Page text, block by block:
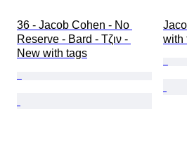
36 - Jacob Cohen - No
Reserve - Bard - Τζιν -
New with tags
with